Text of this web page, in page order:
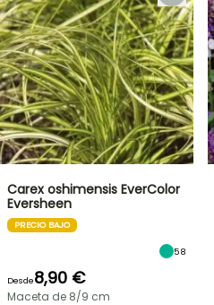
Carex oshimensis EverColor
Eversheen
PRECIO BAJO
58
Desde8,90 €
Maceta de 8/9 cm